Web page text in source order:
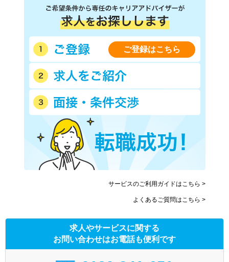
ご登録はこちら
サービスのご利用ガイドはこちら >
よくあるご質問はこちら >
求人やサービスに関する
お問い合わせはお電話も便利です